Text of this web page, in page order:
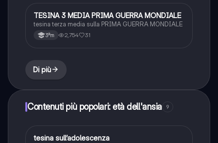
Altro
TESINA 3 MEDIA PRIMA GUERRA MONDIALE
tesina terza media sulla PRIMA GUERRA MONDIALE
3ªm 2,754 31
Di più
Contenuti più popolari: età dell'ansia 9
Altro
tesina sull’adolescenza